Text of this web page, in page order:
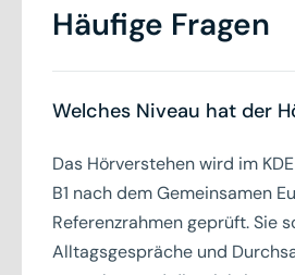
Häufige Fragen
Welches Niveau hat der
Das Hörverstehen wird im
B1 nach dem Gemeinsamen
Referenzrahmen geprüft. Sie
Alltagsgespräche und